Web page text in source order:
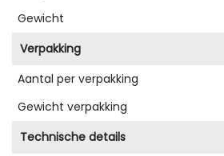
Gewicht
Verpakking
Aantal per verpakking
Gewicht verpakking
Technische details